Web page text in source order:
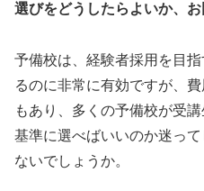
選びをどうしたらよいか、
予備校は、経験者採用を目
るのに非常に有効ですが、
もあり、多くの予備校が受
基準に選べばいいのか迷っ
ないでしょうか。